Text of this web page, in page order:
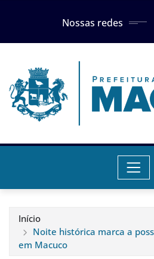
Nossas redes
Início
Noite histórica marca a
em Macuco